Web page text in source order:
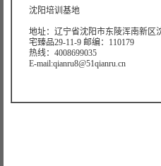
沈阳培训基地
地址：辽宁省沈阳市东陵浑南新区
宅臻品29-11-9 邮编：110179
热线：4008699035
E-mail:qianru8@51qianru.cn